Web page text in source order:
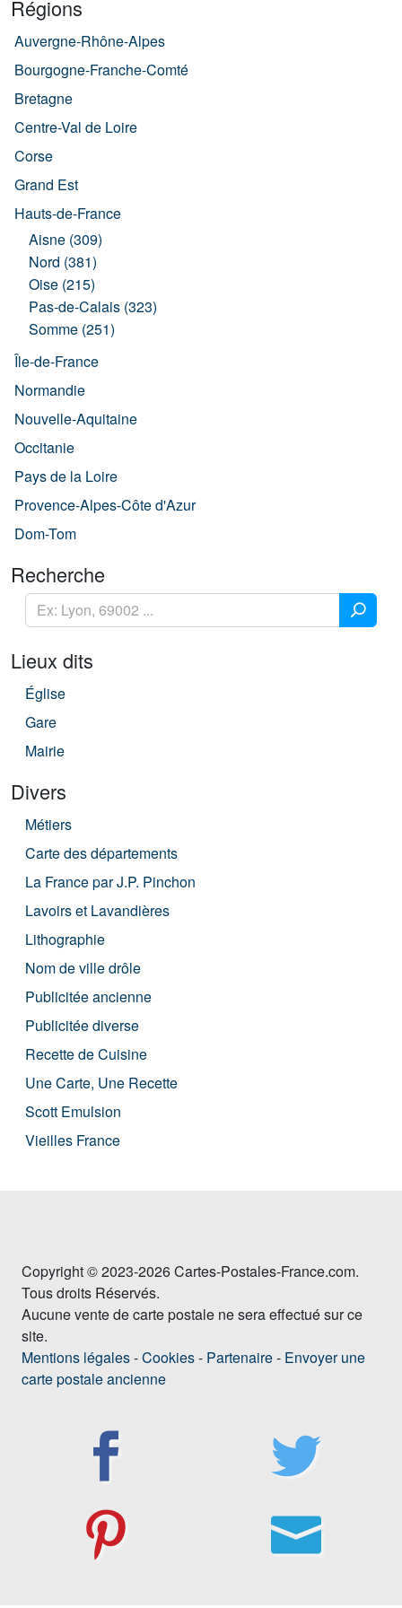
Régions
Auvergne-Rhône-Alpes
Bourgogne-Franche-Comté
Bretagne
Centre-Val de Loire
Corse
Grand Est
Hauts-de-France
Aisne (309)
Nord (381)
Oise (215)
Pas-de-Calais (323)
Somme (251)
Île-de-France
Normandie
Nouvelle-Aquitaine
Occitanie
Pays de la Loire
Provence-Alpes-Côte d'Azur
Dom-Tom
Recherche
Lieux dits
Église
Gare
Mairie
Divers
Métiers
Carte des départements
La France par J.P. Pinchon
Lavoirs et Lavandières
Lithographie
Nom de ville drôle
Publicitée ancienne
Publicitée diverse
Recette de Cuisine
Une Carte, Une Recette
Scott Emulsion
Vieilles France
Copyright © 2023-2026 Cartes-Postales-France.com.
Tous droits Réservés.
Aucune vente de carte postale ne sera effectué sur ce
site.
Mentions légales-Cookies- Partenaire- Envoyer une
carte postale ancienne